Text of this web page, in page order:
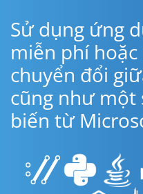
Sử dụng ứng
miễn phí hoặc
chuyển đổi
cũng như một
biến từ